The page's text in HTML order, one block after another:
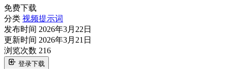
免费下载
分类 视频提示词
发布时间 2026年3月22日
更新时间 2026年3月21日
浏览次数 216
登录下载